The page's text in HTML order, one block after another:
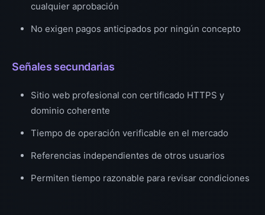
cualquier aprobación
No exigen pagos anticipados por ningún concepto
Señales secundarias
Sitio web profesional con certificado HTTPS y
dominio coherente
Tiempo de operación verificable en el mercado
Referencias independientes de otros usuarios
Permiten tiempo razonable para revisar condiciones